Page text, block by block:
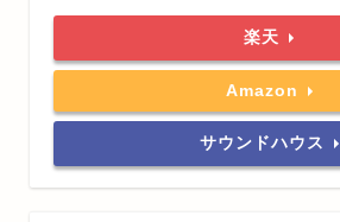
楽天
Amazon
サウンドハウス